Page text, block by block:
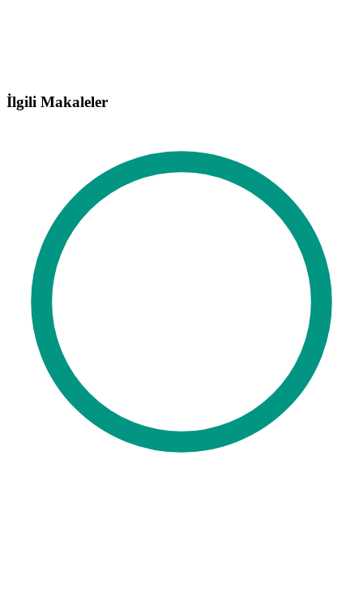
İlgili Makaleler